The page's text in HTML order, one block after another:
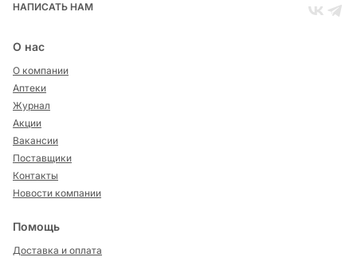
НАПИСАТЬ НАМ
О нас
О компании
Аптеки
Журнал
Акции
Вакансии
Поставщики
Контакты
Новости компании
Помощь
Доставка и оплата